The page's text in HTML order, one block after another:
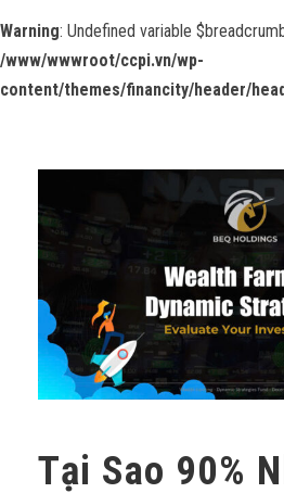
Warning: Undefined variable
/www/wwwroot/ccpi.vn/wp-
content/themes/financity/header/
Tại Sao 90%